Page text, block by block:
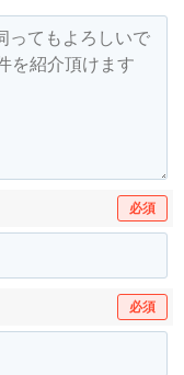
必須
必須